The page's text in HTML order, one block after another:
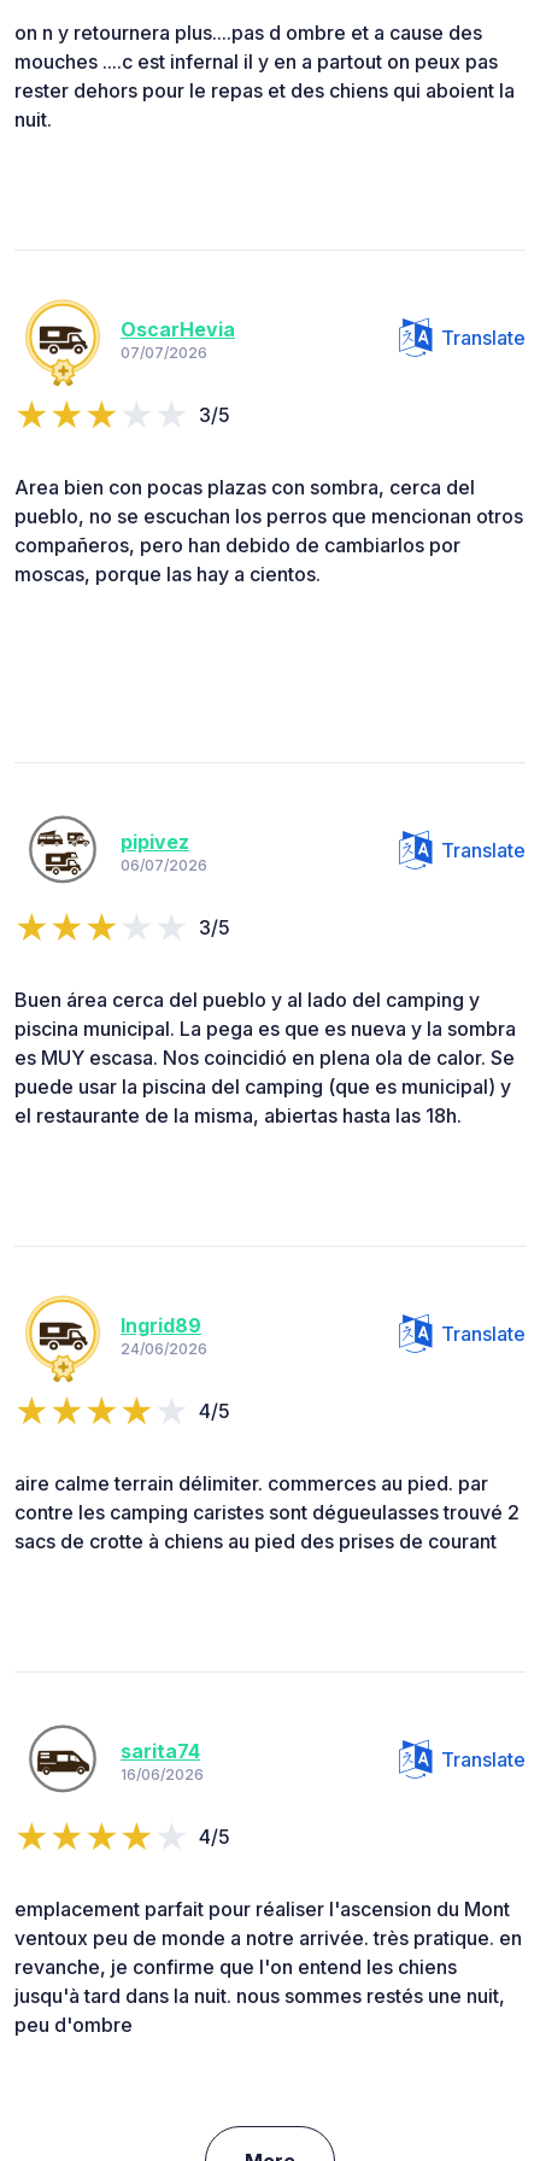
on n y retournera plus....pas d ombre et a cause des
mouches ....c est infernal il y en a partout on peux pas
rester dehors pour le repas et des chiens qui aboient la
nuit.
OscarHevia
07/07/2026
Translate
3/5
Area bien con pocas plazas con sombra, cerca del
pueblo, no se escuchan los perros que mencionan otros
compañeros, pero han debido de cambiarlos por
moscas, porque las hay a cientos.
pipivez
06/07/2026
Translate
3/5
Buen área cerca del pueblo y al lado del camping y
piscina municipal. La pega es que es nueva y la sombra
es MUY escasa. Nos coincidió en plena ola de calor. Se
puede usar la piscina del camping (que es municipal) y
el restaurante de la misma, abiertas hasta las 18h.
Ingrid89
24/06/2026
Translate
4/5
aire calme terrain délimiter. commerces au pied. par
contre les camping caristes sont dégueulasses trouvé 2
sacs de crotte à chiens au pied des prises de courant
sarita74
16/06/2026
Translate
4/5
emplacement parfait pour réaliser l'ascension du Mont
ventoux peu de monde a notre arrivée. très pratique. en
revanche, je confirme que l'on entend les chiens
jusqu'à tard dans la nuit. nous sommes restés une nuit,
peu d'ombre